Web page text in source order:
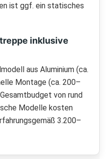
ist ggf. ein statisches
inklusive
aus Aluminium (ca.
Montage (ca. 200–
von rund
Modelle kosten
3.200–